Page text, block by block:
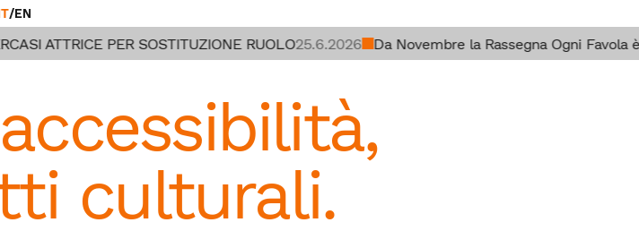
/EN
culturali.
ATTRICE PER SOSTITUZIONE RUOLO25.6.2026 Da Novembre la Rassegna Ogni Favola è